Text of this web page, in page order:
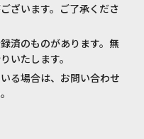
ざいます。ご了承くださ
済のものがあります。無
いたします。
る場合は、お問い合わせ